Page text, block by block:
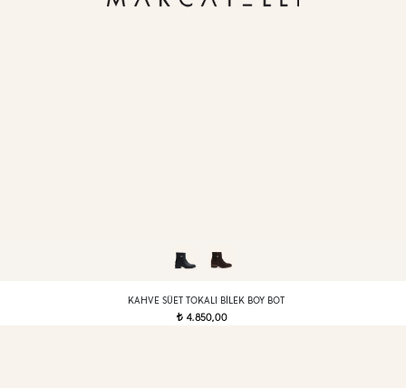
KAHVE SÜET TOKALI BILEK BOY BOT
t 4.850,00